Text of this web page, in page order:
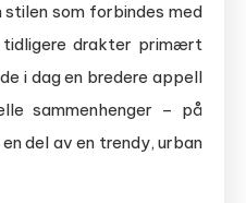
som forbindes med
tidligere drakter primært
i dag en bredere appell
sammenhenger – på
del av en trendy, urban